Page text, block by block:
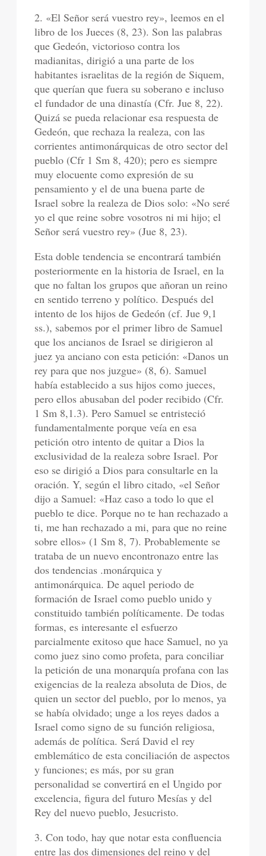
2. «El Señor será vuestro rey», leemos en el
libro de los Jueces (8, 23). Son las palabras
que Gedeón, victorioso contra los
madianitas, dirigió a una parte de los
habitantes israelitas de la región de Siquem,
que querían que fuera su soberano e incluso
el fundador de una dinastía (Cfr. Jue 8, 22).
Quizá se pueda relacionar esa respuesta de
Gedeón, que rechaza la realeza, con las
corrientes antimonárquicas de otro sector del
pueblo (Cfr 1 Sm 8, 420); pero es siempre
muy elocuente como expresión de su
pensamiento y el de una buena parte de
Israel sobre la realeza de Dios solo: «No seré
yo el que reine sobre vosotros ni mi hijo; el
Señor será vuestro rey» (Jue 8, 23).
Esta doble tendencia se encontrará también
posteriormente en la historia de Israel, en la
que no faltan los grupos que añoran un reino
en sentido terreno y político. Después del
intento de los hijos de Gedeón (cf. Jue 9,1
ss.), sabemos por el primer libro de Samuel
que los ancianos de Israel se dirigieron al
juez ya anciano con esta petición: «Danos un
rey para que nos juzgue» (8, 6). Samuel
había establecido a sus hijos como jueces,
pero ellos abusaban del poder recibido (Cfr.
1 Sm 8,1.3). Pero Samuel se entristeció
fundamentalmente porque veía en esa
petición otro intento de quitar a Dios la
exclusividad de la realeza sobre Israel. Por
eso se dirigió a Dios para consultarle en la
oración. Y, según el libro citado, «el Señor
dijo a Samuel: «Haz caso a todo lo que el
pueblo te dice. Porque no te han rechazado a
ti, me han rechazado a mi, para que no reine
sobre ellos» (1 Sm 8, 7). Probablemente se
trataba de un nuevo encontronazo entre las
dos tendencias .monárquica y
antimonárquica. De aquel periodo de
formación de Israel como pueblo unido y
constituido también políticamente. De todas
formas, es interesante el esfuerzo
parcialmente exitoso que hace Samuel, no ya
como juez sino como profeta, para conciliar
la petición de una monarquía profana con las
exigencias de la realeza absoluta de Dios, de
quien un sector del pueblo, por lo menos, ya
se había olvidado; unge a los reyes dados a
Israel como signo de su función religiosa,
además de política. Será David el rey
emblemático de esta conciliación de aspectos
y funciones; es más, por su gran
personalidad se convertirá en el Ungido por
excelencia, figura del futuro Mesías y del
Rey del nuevo pueblo, Jesucristo.
3. Con todo, hay que notar esta confluencia
entre las dos dimensiones del reino y del